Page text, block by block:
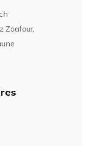
Zaafour,